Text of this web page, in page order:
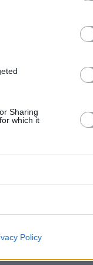
Sharing
which it
Policy
και
οφείλει να
μας και να
την
παιδιά έχουν
και να
στις
νέας